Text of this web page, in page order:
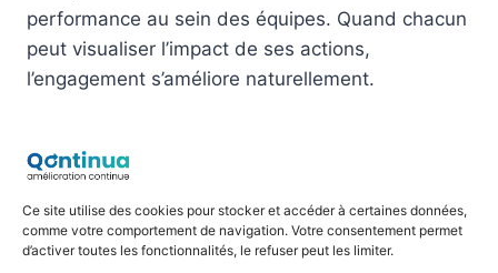
Ce site utilise des cookies pour stocker et accéder à certaines données,
comme votre comportement de navigation. Votre consentement permet
d’activer toutes les fonctionnalités, le refuser peut les limiter.
performance au sein des équipes. Quand chacun
peut visualiser l’impact de ses actions,
l’engagement s’améliore naturellement.
Vers une RSE publique plus
efficace
L’avenir de la RSE dans le secteur public passe